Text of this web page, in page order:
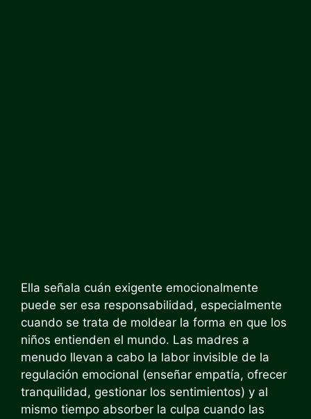
Ella señala cuán exigente emocionalmente
puede ser esa responsabilidad, especialmente
cuando se trata de moldear la forma en que los
niños entienden el mundo. Las madres a
menudo llevan a cabo la labor invisible de la
regulación emocional (enseñar empatía, ofrecer
tranquilidad, gestionar los sentimientos) y al
mismo tiempo absorber la culpa cuando las